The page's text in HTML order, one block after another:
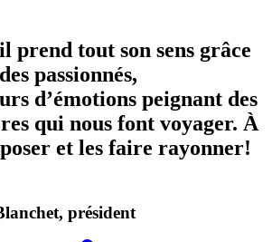
prend tout son sens grâce
passionnés,
d’émotions peignant des
qui nous font voyager. À
et les faire rayonner!
président